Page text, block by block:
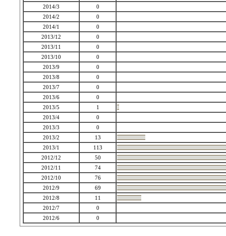
2014/3
0
2014/2
0
2014/1
0
2013/12
0
2013/11
0
2013/10
0
2013/9
0
2013/8
0
2013/7
0
2013/6
0
2013/5
1
2013/4
0
2013/3
0
2013/2
13
2013/1
113
2012/12
50
2012/11
74
2012/10
76
2012/9
69
2012/8
11
2012/7
0
2012/6
0